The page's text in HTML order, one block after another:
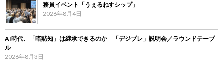
務員イベント「うぇるねすシップ」
2026年8月4日
AI時代、「暗黙知」は継承できるのか 「デジブレ」説明会／ラウンドテーブ
ル
2026年8月3日